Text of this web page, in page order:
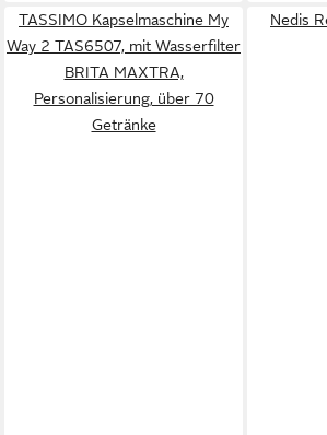
TASSIMO Kapselmaschine My
Way 2 TAS6507, mit Wasserfilter
BRITA MAXTRA,
Personalisierung, über 70
Getränke
Nedis